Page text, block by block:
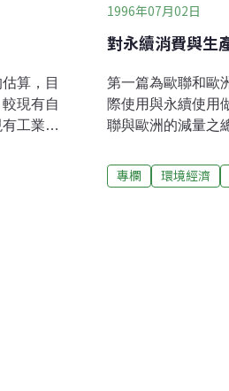
算，目
現有自
工業用
出合理
農業次
業區都
度四點
為每度
現有移
較現有
1996年07月02日
對永續消費與生
第一篇為歐聯和歐
際使用與永續使用
聯與歐洲的減量之
將各國實際使用的
南歐使用約多1/3，
人的65%，然而抽
段，渥普特研究所
（商業、工業、工
政策舉行討論，研
所在。在環境空間
專欄 環境經濟